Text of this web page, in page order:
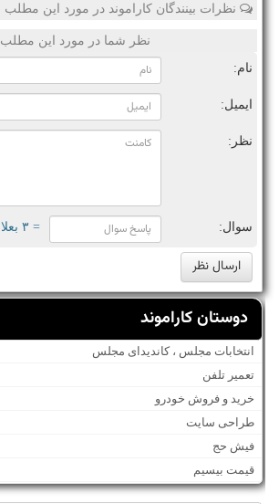
نظرات بینندگان کاراموند در مورد این مطلب
نظر شما در مورد این مطلب
نام:
ایمیل:
نظر:
سوال: = ۳ بعلاوه ۵
دوستان کاراموند
انتخابات مجلس ، کاندیدای مجلس
تعمیر تلفن
خرید و فروش خودرو
طراحی سایت
فیش حج
قیمت بیسیم